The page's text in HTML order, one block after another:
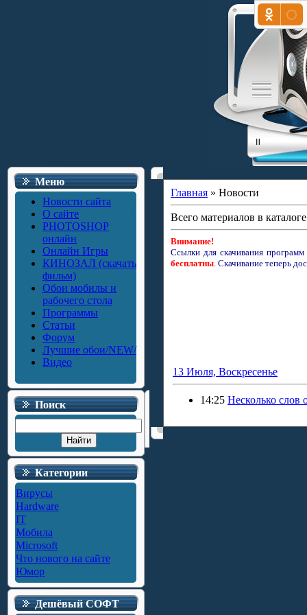
Меню
Новости сайта
О сайте
PHOTOSHOP
онлайн
Онлайн Игры
КИНОЗАЛ (скачать
фильм)
Обои мобилы и
рабочего стола
Программы
Статьи
Форум
Лучшие обои/NEW/
Видео
Поиск
Категории
Вирусы
Hardware
IT
Мобила
Microsoft
Что нового на сайте
Юмор
Дешёвый СОФТ
Главная » Новости
Всего материалов в каталоге
Внимание!
Ссылки для скачивания
бесплатны. Скачивание теперь
13 Июля, Воскресенье
14:25 Несколько слов